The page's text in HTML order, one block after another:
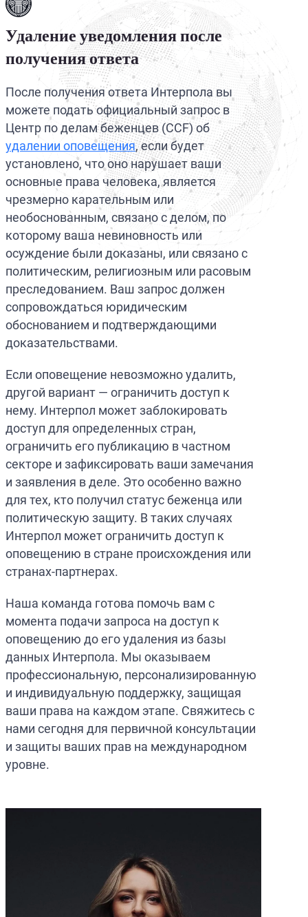
Удаление уведомления после
получения ответа
После получения ответа Интерпола вы
можете подать официальный запрос в
Центр по делам беженцев (CCF) об
удалении оповещения, если будет
установлено, что оно нарушает ваши
основные права человека, является
чрезмерно карательным или
необоснованным, связано с делом, по
которому ваша невиновность или
осуждение были доказаны, или связано с
политическим, религиозным или расовым
преследованием. Ваш запрос должен
сопровождаться юридическим
обоснованием и подтверждающими
доказательствами.
Если оповещение невозможно удалить,
другой вариант — ограничить доступ к
нему. Интерпол может заблокировать
доступ для определенных стран,
ограничить его публикацию в частном
секторе и зафиксировать ваши замечания
и заявления в деле. Это особенно важно
для тех, кто получил статус беженца или
политическую защиту. В таких случаях
Интерпол может ограничить доступ к
оповещению в стране происхождения или
странах-партнерах.
Наша команда готова помочь вам с
момента подачи запроса на доступ к
оповещению до его удаления из базы
данных Интерпола. Мы оказываем
профессиональную, персонализированную
и индивидуальную поддержку, защищая
ваши права на каждом этапе. Свяжитесь с
нами сегодня для первичной консультации
и защиты ваших прав на международном
уровне.